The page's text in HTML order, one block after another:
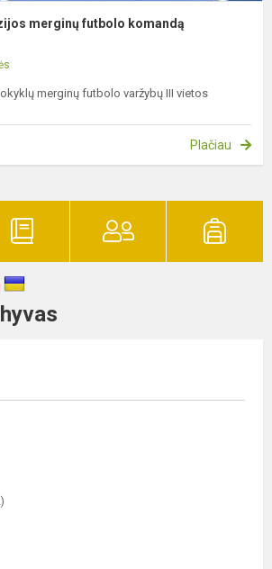
merginų futbolo komandą
merginų futbolo varžybų III vietos
Plačiau